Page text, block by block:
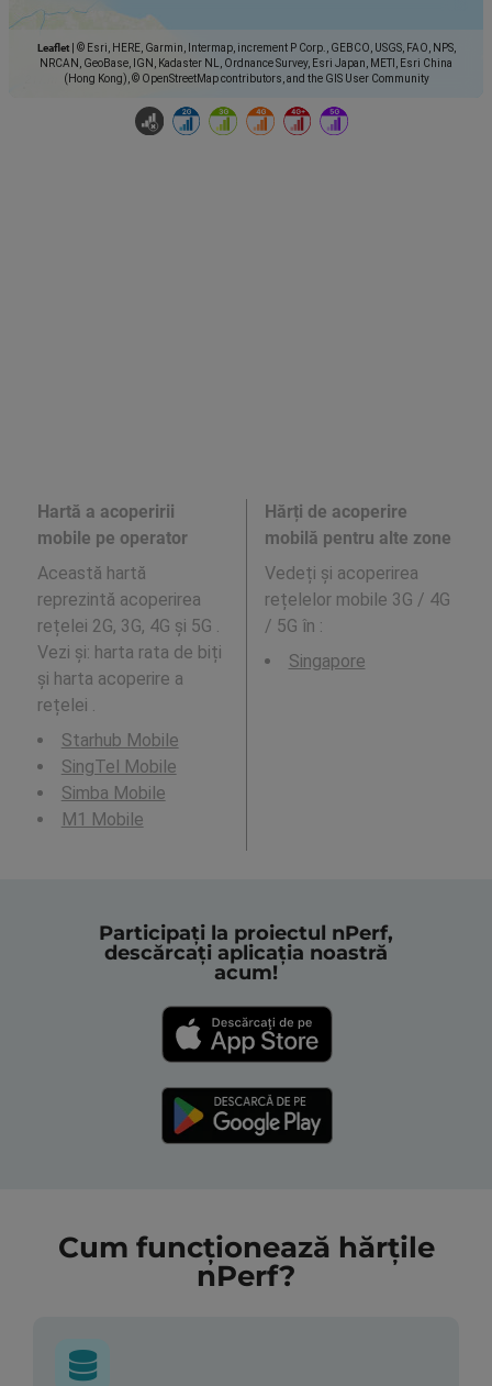
Leaflet
© Esri, HERE, Garmin, Intermap, increment P Corp., GEBCO, USGS, FAO, NPS,
NRCAN, GeoBase, IGN, Kadaster NL, Ordnance Survey, Esri Japan, METI, Esri China
(Hong Kong), © OpenStreetMap contributors, and the GIS User Community
Hartă a acoperirii
mobile pe operator
Această hartă
reprezintă acoperirea
rețelei 2G, 3G, 4G și 5G .
Vezi și: harta rata de biți
și harta acoperire a
rețelei .
Starhub Mobile
SingTel Mobile
Simba Mobile
M1 Mobile
Hărți de acoperire
mobilă pentru alte zone
Vedeți și acoperirea
rețelelor mobile 3G / 4G
/ 5G în :
Singapore
Participați la proiectul nPerf,
descărcați aplicația noastră
acum!
Cum funcționează hărțile
nPerf?